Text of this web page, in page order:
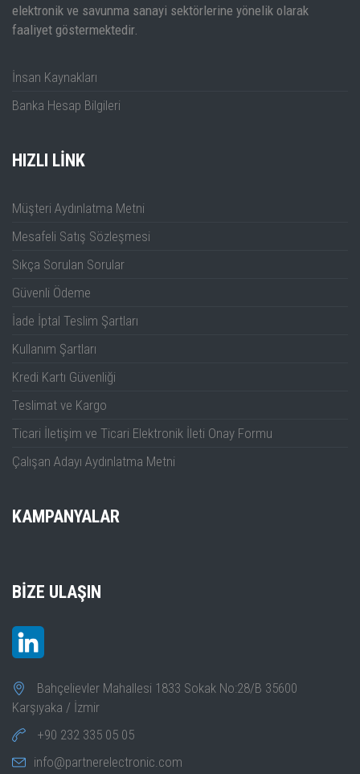
elektronik ve savunma sanayi sektörlerine yönelik olarak
faaliyet göstermektedir.
İnsan Kaynakları
Banka Hesap Bilgileri
HIZLI LINK
Müşteri Aydınlatma Metni
Mesafeli Satış Sözleşmesi
Sıkça Sorulan Sorular
Güvenli Ödeme
İade İptal Teslim Şartları
Kullanım Şartları
Kredi Kartı Güvenliği
Teslimat ve Kargo
Ticari İletişim ve Ticari Elektronik İleti Onay Formu
Çalışan Adayı Aydınlatma Metni
KAMPANYALAR
BIZE ULAŞIN
Bahçelievler Mahallesi 1833 Sokak No:28/B 35600
Karşıyaka / İzmir
+90 232 335 05 05
info@partnerelectronic.com